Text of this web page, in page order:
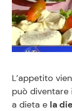
Benessere
Casa
Mondo
L’appetito
può
a dieta e la